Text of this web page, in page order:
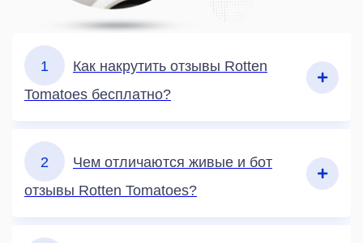
1
Как накрутить отзывы Rotten
Tomatoes бесплатно?
2
Чем отличаются живые и бот
отзывы Rotten Tomatoes?